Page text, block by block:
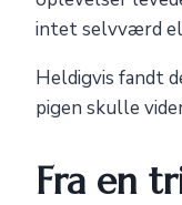
intet selvværd
Heldigvis fandt
pigen skulle
Fra en